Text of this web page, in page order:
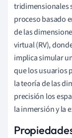
tridimensionales
proceso basado
de las
virtual (RV),
implica simular
que los usuarios
la teoría de las
precisión los
la inmersión y la